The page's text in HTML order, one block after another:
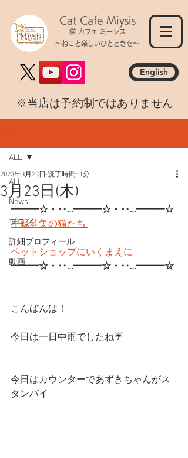
Cat Cafe Miysis
猫 カフェ ミーシス
～ねこと楽しいひとときを～
English
​※当店は予約制ではありません
ALL
News
ブログ
詳細プロフィール
動画
ALL
3月23日(木)
2023年3月23日 読了時間: 1分
━━━☆・‥…━━━☆・‥…━━━☆
里親募集の猫たち
ペットショップにいくまえに
━━━☆・‥…━━━☆・‥…━━━☆
こんばんは！
今日は一日中雨でしたね☔️
今日はカウンターであずきちゃんがス
タンバイ